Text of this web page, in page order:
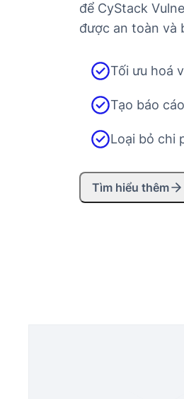
để CyStack
được an toàn và
Tối ưu hoá
Tạo báo
Loại bỏ chi
Tìm hiểu thêm